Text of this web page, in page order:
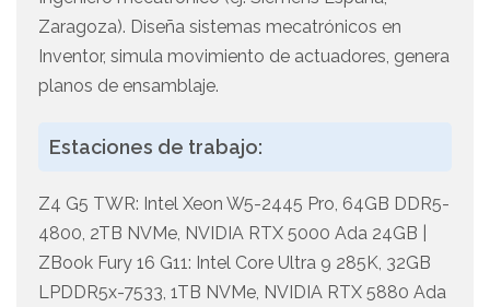
Zaragoza). Diseña sistemas mecatrónicos en
Inventor, simula movimiento de actuadores, genera
planos de ensamblaje.
Estaciones de trabajo:
Z4 G5 TWR: Intel Xeon W5-2445 Pro, 64GB DDR5-
4800, 2TB NVMe, NVIDIA RTX 5000 Ada 24GB |
ZBook Fury 16 G11: Intel Core Ultra 9 285K, 32GB
LPDDR5x-7533, 1TB NVMe, NVIDIA RTX 5880 Ada